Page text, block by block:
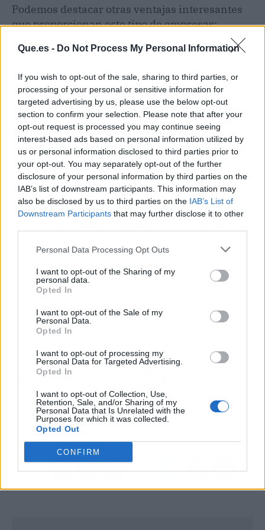
Que.es - Do Not Process My Personal Information
If you wish to opt-out of the sale, sharing to third parties, or
processing of your personal or sensitive information for
targeted advertising by us, please use the below opt-out
section to confirm your selection. Please note that after your
opt-out request is processed you may continue seeing
interest-based ads based on personal information utilized by
us or personal information disclosed to third parties prior to
your opt-out. You may separately opt-out of the further
disclosure of your personal information by third parties on the
IAB’s list of downstream participants. This information may
also be disclosed by us to third parties on the IAB’s List of
Downstream Participants that may further disclose it to other
Personal Data Processing Opt Outs
I want to opt-out of the Sharing of my
personal data.
Opted In
I want to opt-out of the Sale of my
Personal Data.
Opted In
I want to opt-out of processing my
Personal Data for Targeted Advertising.
Opted In
I want to opt-out of Collection, Use,
Retention, Sale, and/or Sharing of my
Personal Data that Is Unrelated with the
Purposes for which it was collected.
Opted Out
CONFIRM
Podemos destacar otras ventajas interesantes
que proporcionan este tipo de empresas:
Teneracceso a las últimas herramientas y plataformas
Al dejar el SEO y SEM en manos de una agencia especializada se
consigueliberar tiempo del personal que puede dedicar a
otras tareas importantes del negocio.
Acceder a un servicio con
resultados medibles
mediante el uso
de métricas y KPI (métricas asociadas a objetivos concretos).
Evitar los errores habitualesal estar asesorados por expertos
con amplia experiencia en el diseño e implementación de
estrategias SEO y SEM exitosas.
para mejorar sus resultados, y elevar su nivel
competitivo y su rentabilidad. Apostar porla
mejor agencia SEO en Madrid
es la mejor
alternativa para acceder a un servicio
profesional y personalizado, sin que el coste sea
una barrera.
Artículo anterior
Seguro médico sin
Artículo siguiente
antiokupación y estas
son las ventajas de